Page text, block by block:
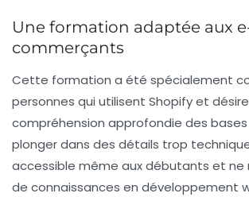
Une formation adaptée aux
commerçants
Cette formation a été spécialement
personnes qui utilisent Shopify et
compréhension approfondie des bases
plonger dans des détails trop
accessible même auxdébutants et ne
de connaissances en développement